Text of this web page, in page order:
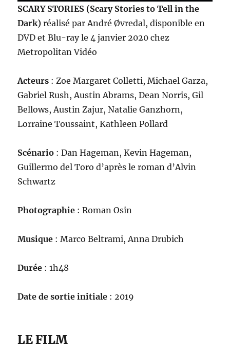
SCARY STORIES (Scary Stories to Tell in the
Dark) réalisé par André Øvredal, disponible en
DVD et Blu-ray le 4 janvier 2020 chez
Metropolitan Vidéo
Acteurs : Zoe Margaret Colletti, Michael Garza,
Gabriel Rush, Austin Abrams, Dean Norris, Gil
Bellows, Austin Zajur, Natalie Ganzhorn,
Lorraine Toussaint, Kathleen Pollard
Scénario : Dan Hageman, Kevin Hageman,
Guillermo del Toro d’après le roman d’Alvin
Schwartz
Photographie : Roman Osin
Musique : Marco Beltrami, Anna Drubich
Durée : 1h48
Date de sortie initiale : 2019
LE FILM